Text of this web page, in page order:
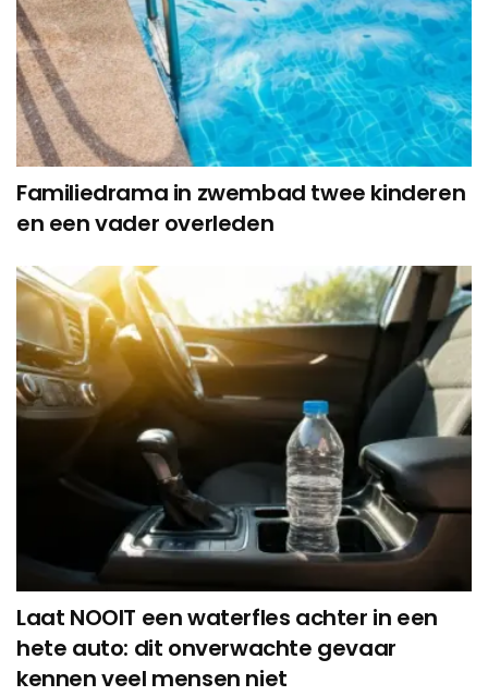
Familiedrama in zwembad twee kinderen
en een vader overleden
Laat NOOIT een waterfles achter in een
hete auto: dit onverwachte gevaar
kennen veel mensen niet